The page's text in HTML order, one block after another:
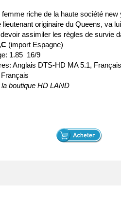
femme riche de la haute société
lieutenant originaire du Queens, va
assimiler les règles de survie
(import Espagne)
1.85 16/9
Anglais DTS-HD MA 5.1,
boutique HD LAND